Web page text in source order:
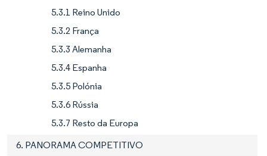
5.3.1 Reino Unido
5.3.2 França
5.3.3 Alemanha
5.3.4 Espanha
5.3.5 Polónia
5.3.6 Rússia
5.3.7 Resto da Europa
6. PANORAMA COMPETITIVO